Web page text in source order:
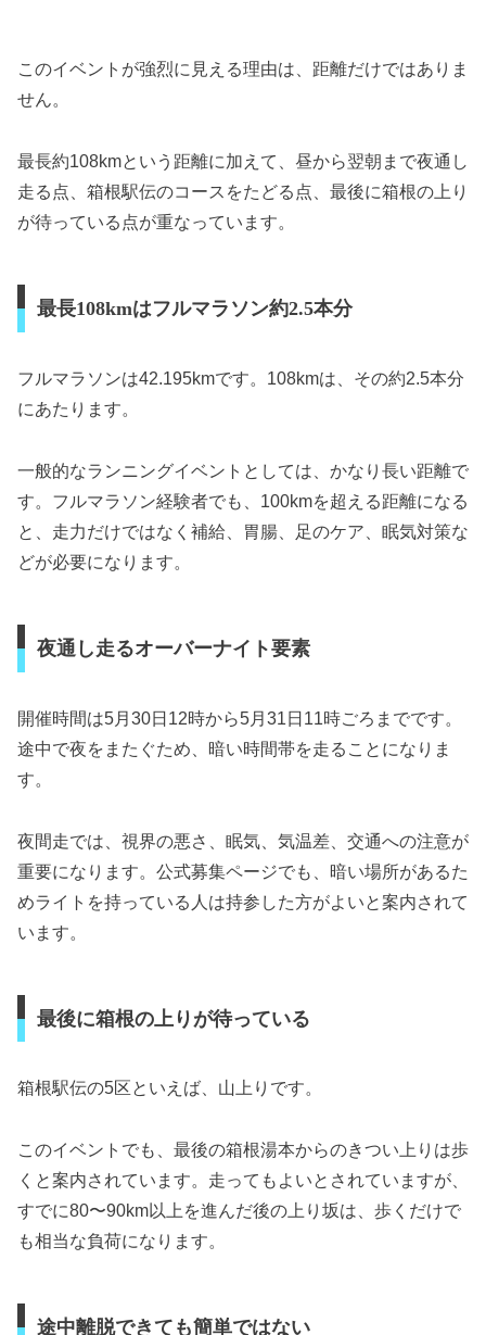
このイベントが強烈に見える理由は、距離だけではありま
せん。
最長約108kmという距離に加えて、昼から翌朝まで夜通し
走る点、箱根駅伝のコースをたどる点、最後に箱根の上り
が待っている点が重なっています。
最長108kmはフルマラソン約2.5本分
フルマラソンは42.195kmです。108kmは、その約2.5本分
にあたります。
一般的なランニングイベントとしては、かなり長い距離で
す。フルマラソン経験者でも、100kmを超える距離になる
と、走力だけではなく補給、胃腸、足のケア、眠気対策な
どが必要になります。
夜通し走るオーバーナイト要素
開催時間は5月30日12時から5月31日11時ごろまでです。
途中で夜をまたぐため、暗い時間帯を走ることになりま
す。
夜間走では、視界の悪さ、眠気、気温差、交通への注意が
重要になります。公式募集ページでも、暗い場所があるた
めライトを持っている人は持参した方がよいと案内されて
います。
最後に箱根の上りが待っている
箱根駅伝の5区といえば、山上りです。
このイベントでも、最後の箱根湯本からのきつい上りは歩
くと案内されています。走ってもよいとされていますが、
すでに80〜90km以上を進んだ後の上り坂は、歩くだけで
も相当な負荷になります。
途中離脱できても簡単ではない